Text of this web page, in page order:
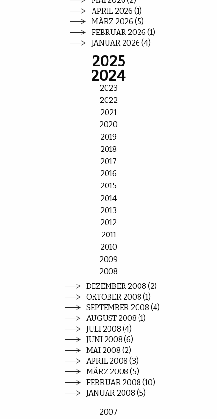
APRIL 2026 (1)
MÄRZ 2026 (5)
FEBRUAR 2026 (1)
JANUAR 2026 (4)
2025
2024
2023
2022
2021
2020
2019
2018
2017
2016
2015
2014
2013
2012
2011
2010
2009
2008
DEZEMBER 2008 (2)
OKTOBER 2008 (1)
SEPTEMBER 2008 (4)
AUGUST 2008 (1)
JULI 2008 (4)
JUNI 2008 (6)
MAI 2008 (2)
APRIL 2008 (3)
MÄRZ 2008 (5)
FEBRUAR 2008 (10)
JANUAR 2008 (5)
2007